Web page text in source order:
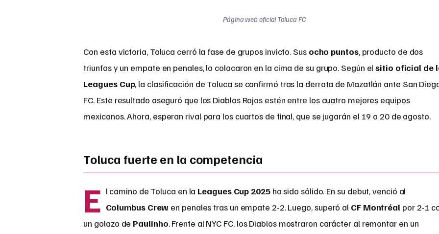
Página web oficial Toluca FC
Con esta victoria, Toluca cerró la fase de grupos invicto. Sus ocho puntos, producto de dos
triunfos y un empate en penales, lo colocaron en la cima de su grupo. Según elsitio oficial de
Leagues Cup, la clasificación de Toluca se confirmó tras la derrota de Mazatlán ante San
FC. Este resultado aseguró que los Diablos Rojos estén entre los cuatro mejores equipos
mexicanos. Ahora, esperan rival para los cuartos de final, que se jugarán el 19 o 20 de agosto.
Toluca fuerte en la competencia
E l camino de Toluca en la Leagues Cup 2025ha sido sólido. En su debut, venció al
Columbus Crew en penales tras un empate 2-2. Luego, superó al CF Montréal por 2-1
un golazo de Paulinho. Frente al NYC FC, los Diablos mostraron carácter al remontar en un